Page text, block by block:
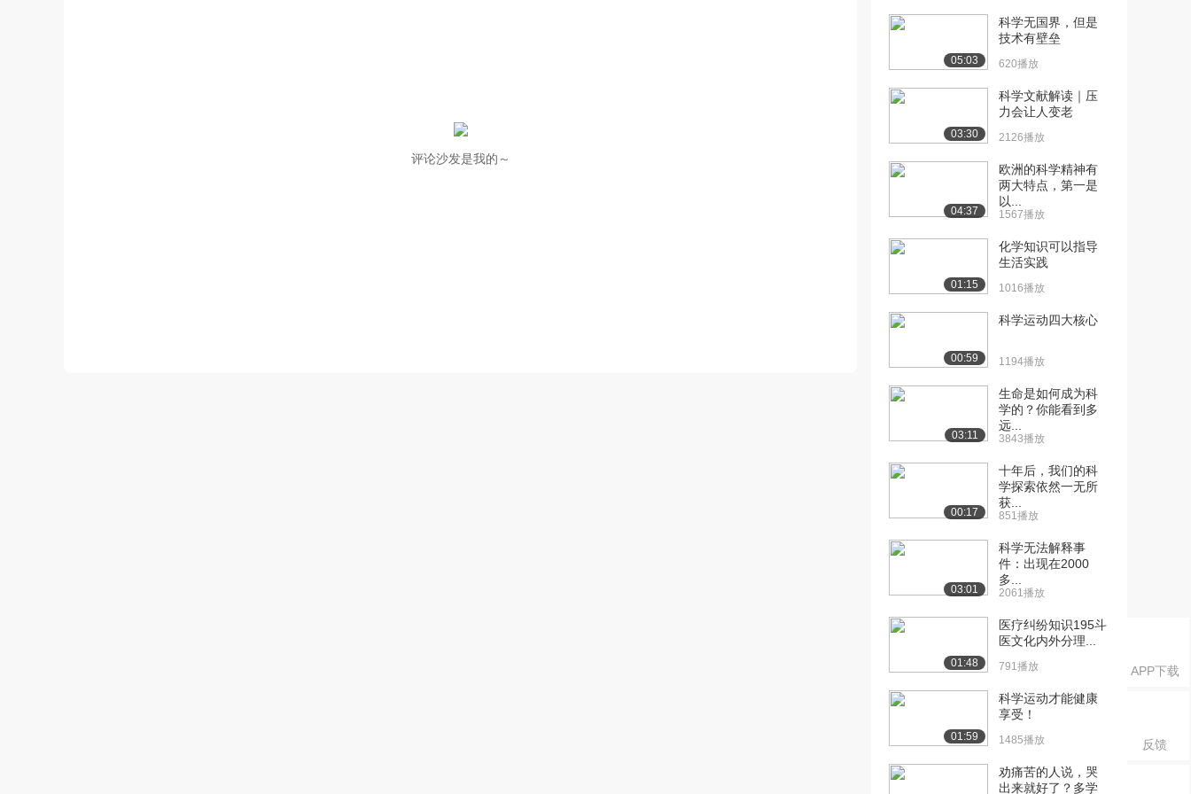
APP下载
反馈
评论沙发是我的～
（下）
1799播放
[13] 化学与环境保护
（上）
9919播放
[14] 化学与环境保护
1441播放
[15] 化学与环境保护
1570播放
05:03
科学无国界，但是
技术有壁垒
620播放
03:30
科学文献解读｜压
力会让人变老
2126播放
04:37
欧洲的科学精神有
两大特点，第一是
以...
1567播放
01:15
化学知识可以指导
生活实践
1016播放
00:59
科学运动四大核心
1194播放
03:11
生命是如何成为科
学的？你能看到多
远...
3843播放
00:17
十年后，我们的科
学探索依然一无所
获...
851播放
03:01
科学无法解释事
件：出现在2000
多...
2061播放
01:48
医疗纠纷知识195斗
医文化内外分理...
791播放
01:59
科学运动才能健康
享受！
1485播放
劝痛苦的人说，哭
出来就好了？多学